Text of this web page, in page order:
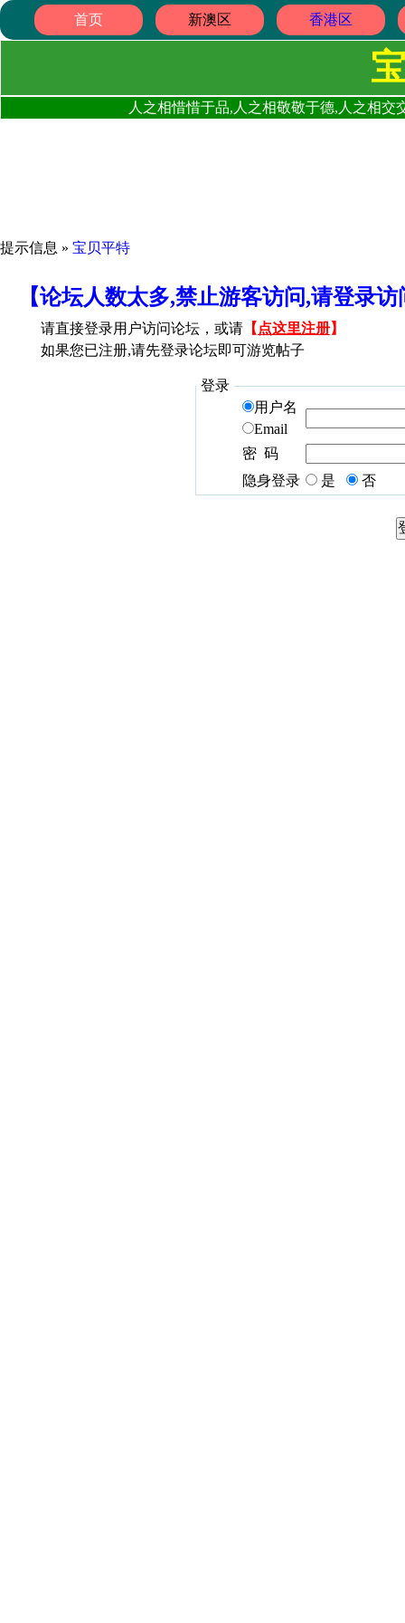
首页 新澳区 香港区
人之相惜惜于品,人之相敬敬于德,人之相
提示信息 » 宝贝平特
【论坛人数太多,禁止游客访问,请登录
请直接登录用户访问论坛，或请 【 点这里注册】
如果您已注册,请先登录论坛即可游览帖子
登录
用户名
Email
密 码
隐身登录
是 否